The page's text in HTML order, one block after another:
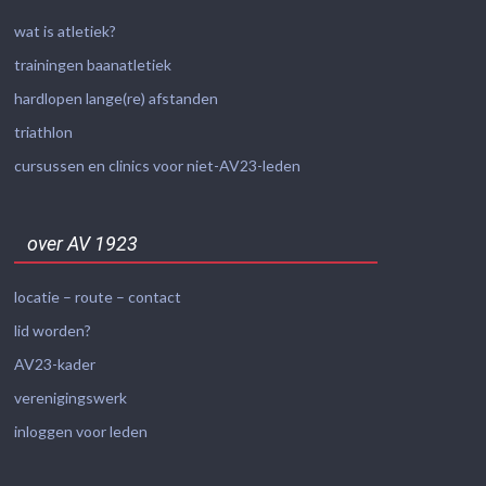
wat is atletiek?
trainingen baanatletiek
hardlopen lange(re) afstanden
triathlon
cursussen en clinics voor niet-AV23-leden
over AV 1923
locatie – route – contact
lid worden?
AV23-kader
verenigingswerk
inloggen voor leden